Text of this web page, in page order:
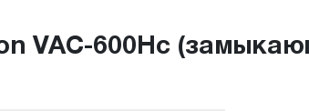
VAC-600Hc